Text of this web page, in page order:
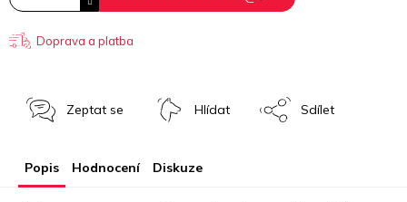
Doprava a platba
Zeptat se Hlídat Sdílet
Popis Hodnocení Diskuze